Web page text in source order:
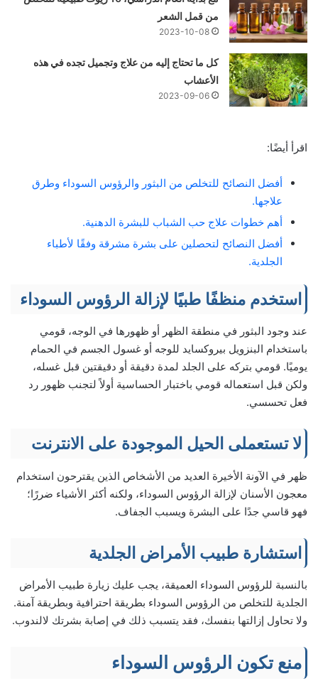
من قمل الشعر
2023-10-08
كل ما تحتاج إليه من علاج وتجميل تجده في هذه
الأعشاب
2023-09-06
اقرأ أيضًا:
أفضل النصائح للتخلص من البثور والرؤوس السوداء وطرق
علاجها.
أهم خطوات علاج حب الشباب للبشرة الدهنية.
أفضل النصائح لتحصلين على بشرة مشرقة وفقًا لأطباء
الجلدية.
استخدم منظفًا طبيًا لإزالة الرؤوس السوداء
عند وجود البثور في منطقة الظهر أو ظهورها في الوجه، قومي
باستخدام البنزويل بيروكسايد للوجه أو غسول الجسم في الحمام
يوميًا. قومي بتركه على الجلد لمدة دقيقة أو دقيقتين قبل غسله،
ولكن قبل استعماله قومي باختبار الحساسية أولاً لتجنب ظهور رد
فعل تحسسي.
لا تستعملى الحيل الموجودة على الانترنت
ظهر في الآونة الأخيرة العديد من الأشخاص الذين يقترحون استخدام
معجون الأسنان لإزالة الرؤوس السوداء، ولكنه أكثر الأشياء ضررًا؛
فهو قاسي جدًا على البشرة ويسبب الجفاف.
استشارة طبيب الأمراض الجلدية
بالنسبة للرؤوس السوداء العميقة، يجب عليك زيارة طبيب الأمراض
الجلدية للتخلص من الرؤوس السوداء بطريقة احترافية وبطريقة آمنة.
ولا تحاول إزالتها بنفسك، فقد يتسبب ذلك في إصابة بشرتك لالندوب.
منع تكون الرؤوس السوداء